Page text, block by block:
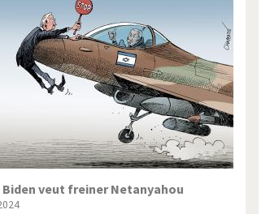
Biden veut freiner Netanyahou